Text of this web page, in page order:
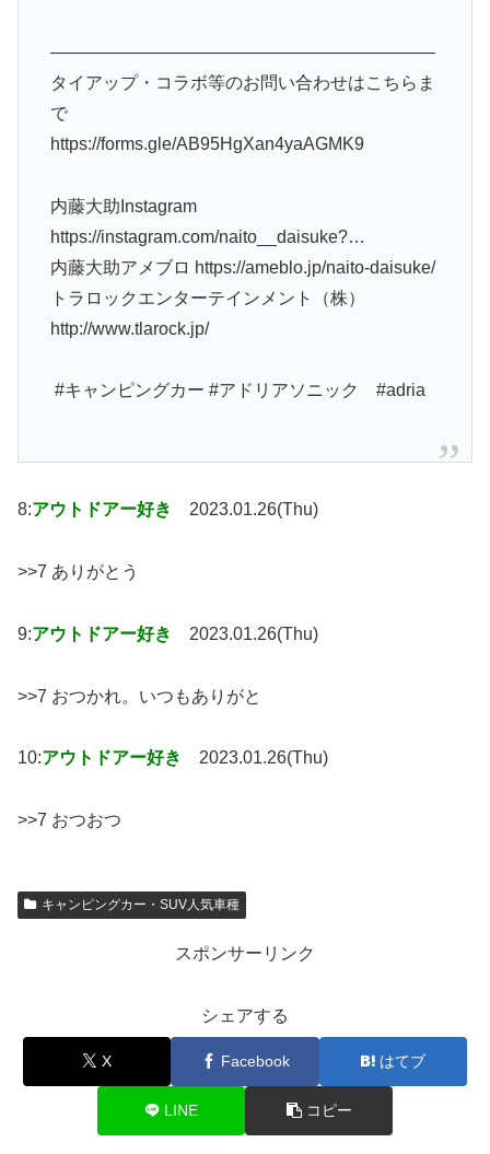
――――――――――――――――――――――
タイアップ・コラボ等のお問い合わせはこちらま
で
https://forms.gle/AB95HgXan4yaAGMK9
内藤大助Instagram
https://instagram.com/naito__daisuke?​…
内藤大助アメブロ https://ameblo.jp/naito-daisuke/​
トラロックエンターテインメント（株）
http://www.tlarock.jp/​
​ #キャンピングカー #アドリアソニック #adria
8:アウトドアー好き 2023.01.26(Thu)
>>7 ありがとう
9:アウトドアー好き 2023.01.26(Thu)
>>7 おつかれ。いつもありがと
10:アウトドアー好き 2023.01.26(Thu)
>>7 おつおつ
キャンピングカー・SUV人気車種
スポンサーリンク
シェアする
X Facebook はてブ
LINE コピー